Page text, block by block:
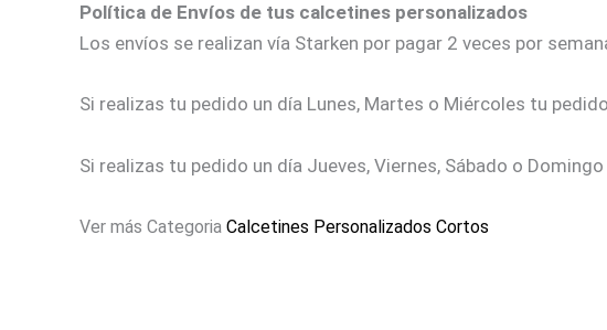
Política de Envíos de tus calcetines personalizados
Los envíos se realizan vía Starken por pagar 2 veces por
Si realizas tu pedido un día Lunes, Martes o Miércoles tu
Si realizas tu pedido un día Jueves, Viernes, Sábado o
Ver más Categoria Calcetines Personalizados Cortos